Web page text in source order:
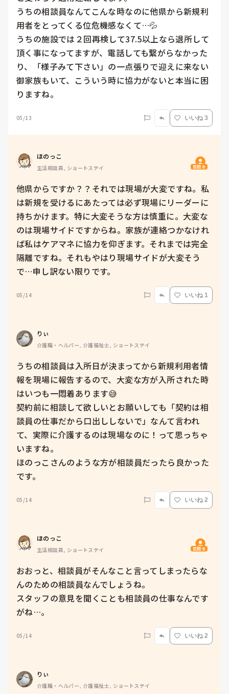
うちの相談員なんてこんな時なのに他県から新規利
用者をとってくる位危機感なくて…💦
うちの施設では２回再検して37.5以上なら退所して
頂く事になってますが、電話しても繋がらなかった
り、「様子みて下さい」の一点張りで迎えに来ない
御家族もいて、こういう時に協力がないと本当に困
りますね。
05/13 いいね 3
ほのっこ
生活相談員, ショートステイ 質問主
他県からですか？？それでは現場が大変ですね。私
は新規を受けるにあたっては必ず現場にリーダーに
持ちかけます。特に大変そうな方は慎重に。大変な
のは現場サイドですからね。家族が連絡つかなけれ
ば私はケアマネに協力を仰ぎます。それまでは完全
隔離ですね。それもやはり現場サイドが大変そう
で…申し訳ない限りです。
05/14 いいね 1
りぃ
介護職・ヘルパー, 介護福祉士, ショートステイ
うちの相談員は入所日が決まってから新規利用者情
報を現場に報告するので、大変な方が入所された時
はいつも一悶着あります😅
契約前に相談して欲しいとお願いしても「契約は相
談員の仕事だから口出ししないで」なんて言われ
て、実際に介護するのは現場なのに！って思っちゃ
いますね。
ほのっこさんのような方が相談員だったら良かった
です。
05/14 いいね 2
ほのっこ
生活相談員, ショートステイ 質問主
おおっと、相談員がそんなこと言ってしまったらな
んのための相談員なんでしょうね。
スタッフの意見を聞くことも相談員の仕事なんです
05/14 いいね 2
りぃ
介護職・ヘルパー, 介護福祉士, ショートステイ